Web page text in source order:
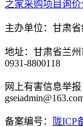
之家采购项目询价
主办单位：甘肃
地址：甘肃省兰州
0931-8800118
网上有害信息举报
备案编号： 陇ICP